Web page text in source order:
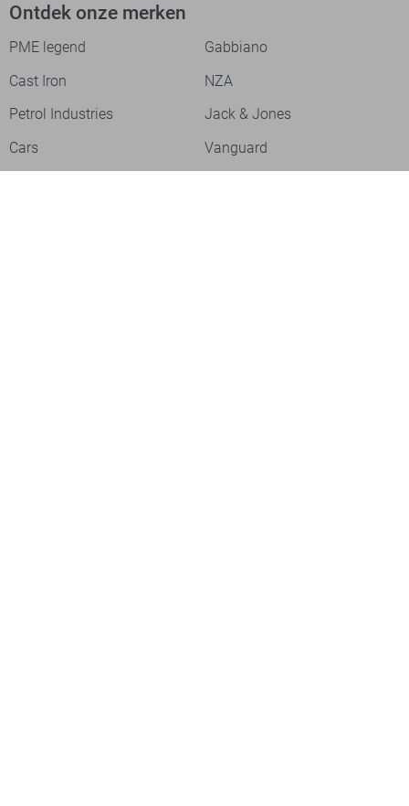
Ontdek onze merken
PME legend
Gabbiano
Cast Iron
NZA
Petrol Industries
Jack & Jones
Cars
Vanguard